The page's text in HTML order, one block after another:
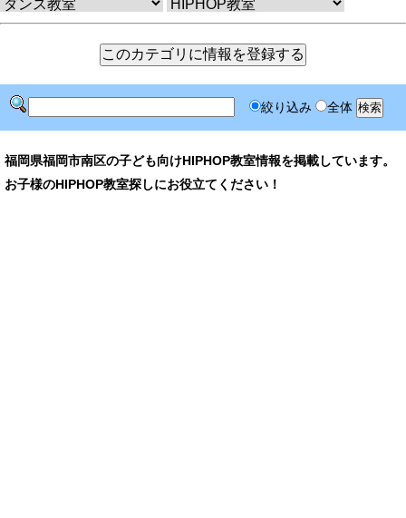
絞り込み 全体
福岡県福岡市南区の子ども向けHIPHOP教室情報を掲載しています。
お子様のHIPHOP教室探しにお役立てください！